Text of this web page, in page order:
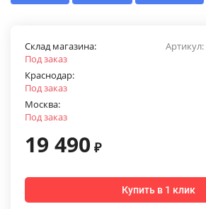
Артикул:
Склад магазина:
Под заказ
Краснодар:
Под заказ
Москва:
Под заказ
19 490 ₽
Купить в 1 клик